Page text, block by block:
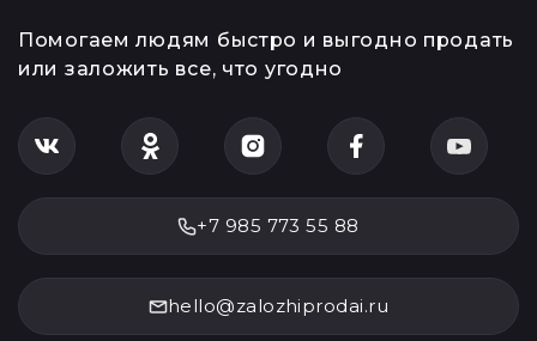
Помогаем людям быстро и выгодно продать
или заложить все, что угодно
+7 985 773 55 88
hello@zalozhiprodai.ru